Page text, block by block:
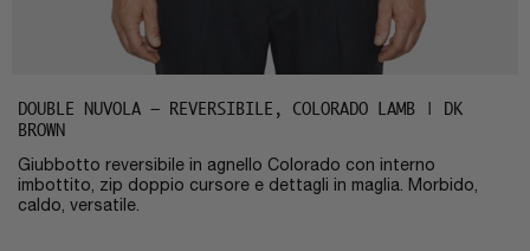
DOUBLE NUVOLA – REVERSIBILE, COLORADO LAMB | DK
BROWN
Giubbotto reversibile in agnello Colorado con interno
imbottito, zip doppio cursore e dettagli in maglia. Morbido,
caldo, versatile.